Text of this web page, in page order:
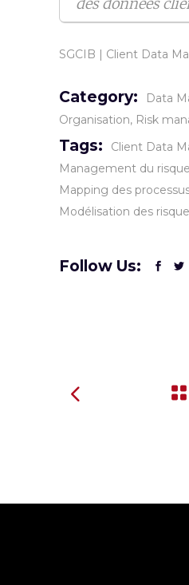
SGCIB | Client Data
Category:
Data
Organisation Risk
Tags:
Client Data
Management du
Mapping des
Modélisation des
Follow Us: